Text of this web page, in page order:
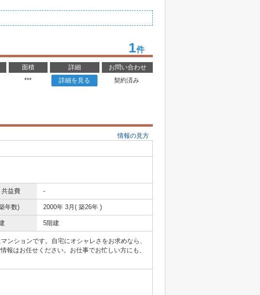
1件
面積 詳細
お問い合わせ
*** 詳細を見る
契約済み
情報の見方
共益費 -
年数) 2000年 3月( 築26年 )
5階建
ンションです。自宅にオシャレさをお求めなら、
報はお任せください。お仕事でお忙しい方にも、